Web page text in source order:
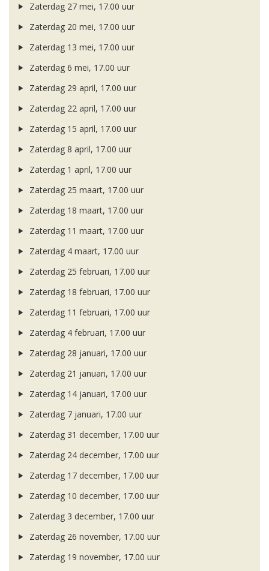
Zaterdag 27 mei, 17.00 uur
Zaterdag 20 mei, 17.00 uur
Zaterdag 13 mei, 17.00 uur
Zaterdag 6 mei, 17.00 uur
Zaterdag 29 april, 17.00 uur
Zaterdag 22 april, 17.00 uur
Zaterdag 15 april, 17.00 uur
Zaterdag 8 april, 17.00 uur
Zaterdag 1 april, 17.00 uur
Zaterdag 25 maart, 17.00 uur
Zaterdag 18 maart, 17.00 uur
Zaterdag 11 maart, 17.00 uur
Zaterdag 4 maart, 17.00 uur
Zaterdag 25 februari, 17.00 uur
Zaterdag 18 februari, 17.00 uur
Zaterdag 11 februari, 17.00 uur
Zaterdag 4 februari, 17.00 uur
Zaterdag 28 januari, 17.00 uur
Zaterdag 21 januari, 17.00 uur
Zaterdag 14 januari, 17.00 uur
Zaterdag 7 januari, 17.00 uur
Zaterdag 31 december, 17.00 uur
Zaterdag 24 december, 17.00 uur
Zaterdag 17 december, 17.00 uur
Zaterdag 10 december, 17.00 uur
Zaterdag 3 december, 17.00 uur
Zaterdag 26 november, 17.00 uur
Zaterdag 19 november, 17.00 uur